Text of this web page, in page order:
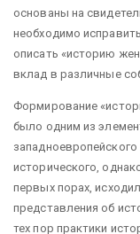
основаны на
необходимо
описать «историю
вклад в различные
Формирование
было одним из
исторического,
первых порах,
представления об
тех пор практики